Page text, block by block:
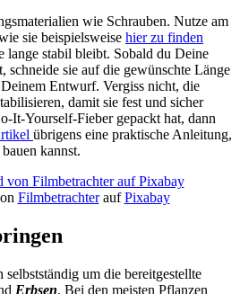
wie Schrauben. Nutze am
sie beispielsweise hier zu finden
lange stabil bleibt. Sobald du Deine
schneide sie auf die gewünschte Länge
Entwurf. Vergiss nicht, die
damit sie fest und sicher
It-Yourself-Fieber gepackt hat, dann
übrigens eine praktische Anleitung,
kannst.
FilmbetrachteraufPixabay
um die bereitgestellte
Erbsen. Bei den meisten Pflanzen